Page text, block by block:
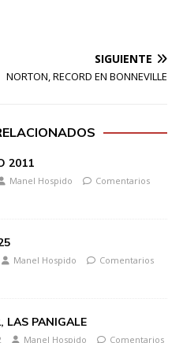
SIGUIENTE
NORTON, RECORD EN BONNEVILLE
2011
Manel Hospido
Comentarios
Manel Hospido
Comentarios
LAS PANIGALE
Manel Hospido Comentarios